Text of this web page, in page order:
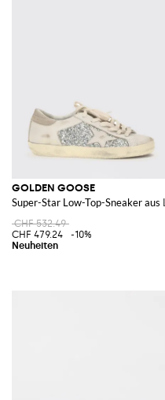
GOLDEN GOOSE
Super-Star Low-Top-Sneaker
CHF 532.49
CHF 479.24
-10%